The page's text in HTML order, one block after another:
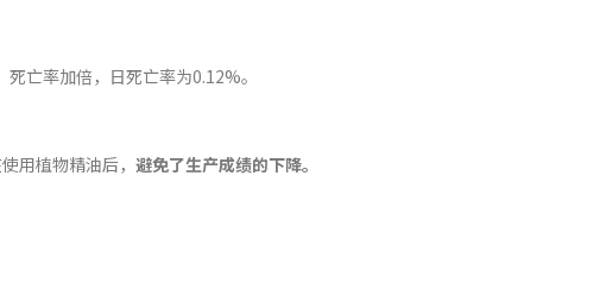
亡率加倍，日死亡率为0.12%。
用植物精油后， 避免了生产成绩的下降。